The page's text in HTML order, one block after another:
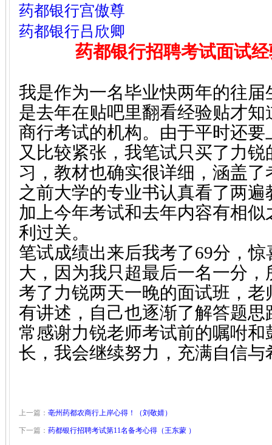
药都银行宫傲尊
药都银行吕欣卿
药都银行招聘考试面试
我是作为一名毕业快两年的往
是去年在贴吧里翻看经验贴才
商行考试的机构。由于平时还
又比较紧张，我笔试只买了力
习，教材也确实很详细，涵盖
之前大学的专业书认真看了两
加上今年考试和去年内容有相
利过关。
笔试成绩出来后我考了69分，
大，因为我只超最后一名一分
考了力锐两天一晚的面试班，
有讲述，自己也逐渐了解答题
常感谢力锐老师考试前的嘱咐
长，我会继续努力，充满自信与
上一篇： 亳州药都农商行上岸心得！（刘敬婧）
下一篇： 药都银行招聘考试第11名备考心得（王东蒙 ）